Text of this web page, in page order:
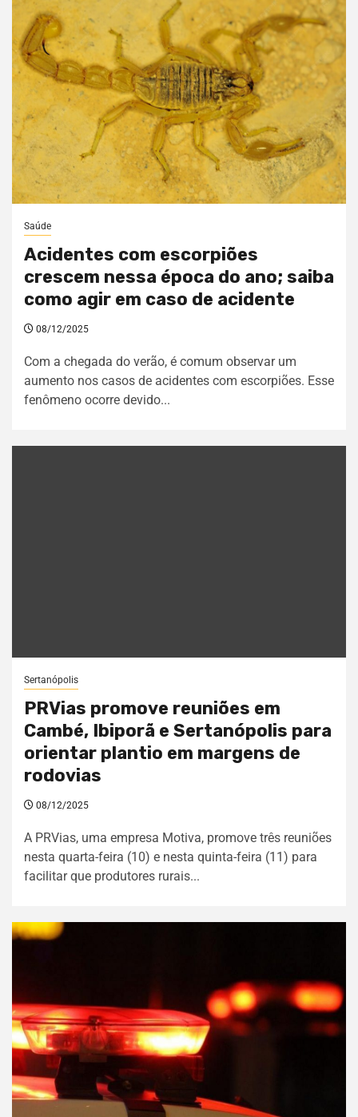
Saúde
Acidentes com escorpiões
crescem nessa época do ano; saiba
como agir em caso de acidente
08/12/2025
Com a chegada do verão, é comum observar um
aumento nos casos de acidentes com escorpiões. Esse
fenômeno ocorre devido...
Sertanópolis
PRVias promove reuniões em
Cambé, Ibiporã e Sertanópolis para
orientar plantio em margens de
rodovias
08/12/2025
A PRVias, uma empresa Motiva, promove três reuniões
nesta quarta-feira (10) e nesta quinta-feira (11) para
facilitar que produtores rurais...